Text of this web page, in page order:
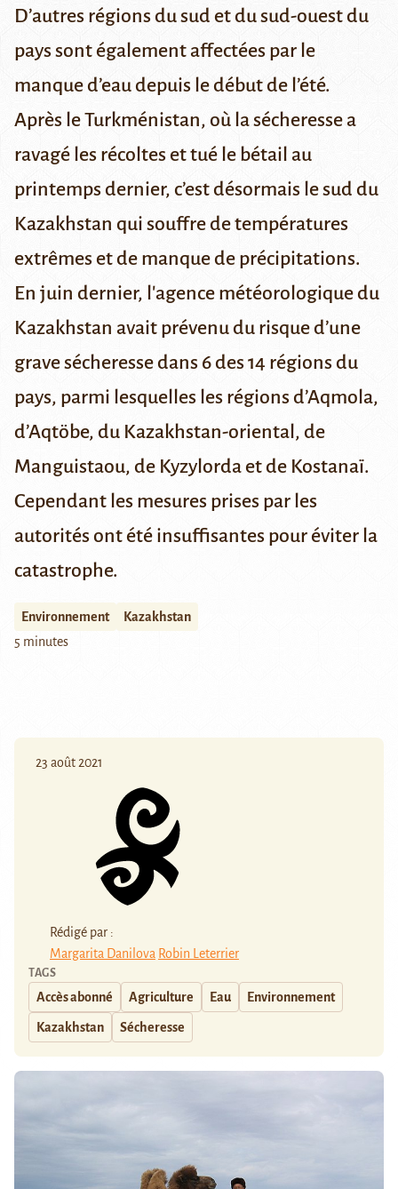
D’autres régions du sud et du sud-ouest du
pays sont également affectées par le
manque d’eau depuis le début de l’été.
Après leTurkménistan, où la sécheresse a
ravagé les récoltes et tué le bétail au
printemps dernier, c’est désormais le sud du
Kazakhstan qui souffre de températures
extrêmes et de manque de précipitations.
En juin dernier, l'agence météorologique du
Kazakhstan avait prévenu du risque d’une
grave sécheresse dans 6 des 14 régions du
pays, parmi lesquelles les régions d’Aqmola,
d’Aqtöbe, du Kazakhstan-oriental, de
Manguistaou, de Kyzylordaet de Kostanaï.
Cependant les mesures prises par les
autorités ont été insuffisantes pour éviter la
catastrophe.
Environnement
Kazakhstan
5 minutes
23 août 2021
Rédigé par :
Margarita Danilova Robin Leterrier
TAGS
Accès abonné Agriculture Eau Environnement
Kazakhstan Sécheresse